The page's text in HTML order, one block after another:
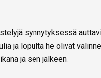
synnytyksessä
ja lopulta he olivat
ja sen jälkeen.